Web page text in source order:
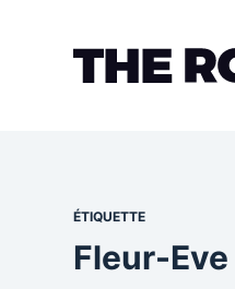
ÉTIQUETTE
Fleur-Eve